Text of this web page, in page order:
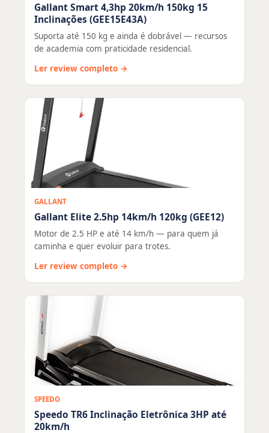
Gallant Smart 4,3hp 20km/h 150kg 15
Inclinações (GEE15E43A)
Suporta até 150 kg e ainda é dobrável — recursos
de academia com praticidade residencial.
Ler review completo →
GALLANT
Gallant Elite 2.5hp 14km/h 120kg (GEE12)
Motor de 2.5 HP e até 14 km/h — para quem já
caminha e quer evoluir para trotes.
Ler review completo →
SPEEDO
Speedo TR6 Inclinação Eletrônica 3HP até
20km/h